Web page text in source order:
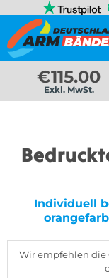
€115.00
Exkl. MwSt.
Individuell
Wir empfehlen die